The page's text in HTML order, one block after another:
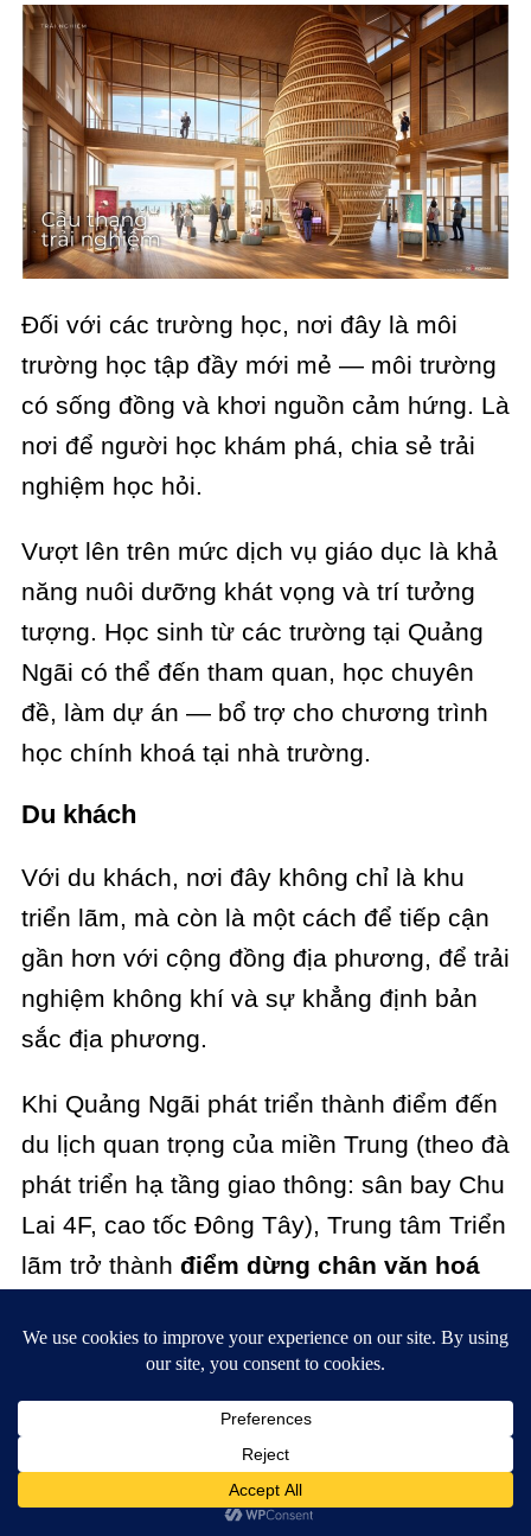
Đối với các trường học, nơi đây là môi
trường học tập đầy mới mẻ — môi trường
có sống đồng và khơi nguồn cảm hứng. Là
nơi để người học khám phá, chia sẻ trải
nghiệm học hỏi.
Vượt lên trên mức dịch vụ giáo dục là khả
năng nuôi dưỡng khát vọng và trí tưởng
tượng. Học sinh từ các trường tại Quảng
Ngãi có thể đến tham quan, học chuyên
đề, làm dự án — bổ trợ cho chương trình
học chính khoá tại nhà trường.
Du khách
Với du khách, nơi đây không chỉ là khu
triển lãm, mà còn là một cách để tiếp cận
gần hơn với cộng đồng địa phương, để trải
nghiệm không khí và sự khẳng định bản
sắc địa phương.
Khi Quảng Ngãi phát triển thành điểm đến
du lịch quan trọng của miền Trung (theo đà
phát triển hạ tầng giao thông: sân bay Chu
Lai 4F, cao tốc Đông Tây), Trung tâm Triển
lãm trở thành điểm dừng chân văn hoá
các điểm khác trong tỉnh.
Hai Hành Trình Trải
Nghiệm Tại Trung Tâm
Triển Lãm